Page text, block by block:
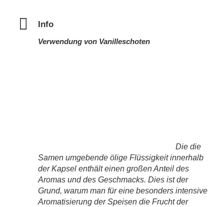
Info
Verwendung von Vanilleschoten
Die die
Samen umgebende ölige Flüssigkeit innerhalb
der Kapsel enthält einen großen Anteil des
Aromas und des Geschmacks. Dies ist der
Grund, warum man für eine besonders intensive
Aromatisierung der Speisen die Frucht der